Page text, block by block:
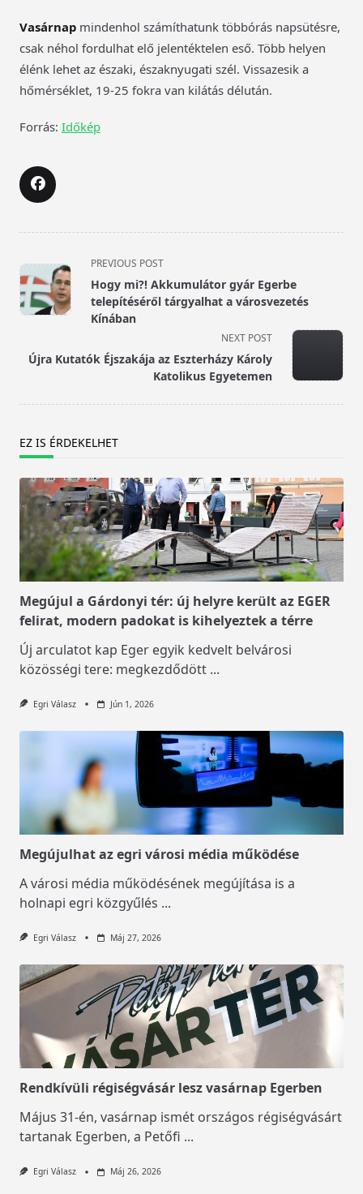
Vasárnap mindenhol számíthatunk többórás napsütésre,
csak néhol fordulhat elő jelentéktelen eső. Több helyen
élénk lehet az északi, északnyugati szél. Vissazesik a
hőmérséklet, 19-25 fokra van kilátás délután.
Forrás: Időkép
<span
class="nav-
subtitle
screen-
text">Page</span>
PREVIOUS POST
Hogy mi?! Akkumulátor gyár Egerbe
telepítéséről tárgyalhat a városvezetés
Kínában
NEXT POST
Újra Kutatók Éjszakája az Eszterházy Károly
Katolikus Egyetemen
EZ IS ÉRDEKELHET
Megújul a Gárdonyi tér: új helyre került az EGER
felirat, modern padokat is kihelyeztek a térre
Új arculatot kap Eger egyik kedvelt belvárosi
közösségi tere: megkezdődött ...
Egri Válasz Jún 1, 2026
Megújulhat az egri városi média működése
A városi média működésének megújítása is a
holnapi egri közgyűlés ...
Egri Válasz Máj 27, 2026
Rendkívüli régiségvásár lesz vasárnap Egerben
Május 31-én, vasárnap ismét országos régiségvásárt
tartanak Egerben, a Petőfi ...
Egri Válasz Máj 26, 2026